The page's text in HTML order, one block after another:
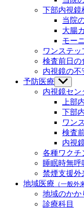
下部内視鏡
当院
大腸
モー
ワンステ
検査前日の
内視鏡の
予防医療 サ
ブ
ニ
ュ
ー
を
表
示
内視鏡セン
上部
下部
ワン
検査
内視
各種ワクチ
睡眠時無呼
禁煙支援外
地域医療 （一般外
地域のかか
診療科目